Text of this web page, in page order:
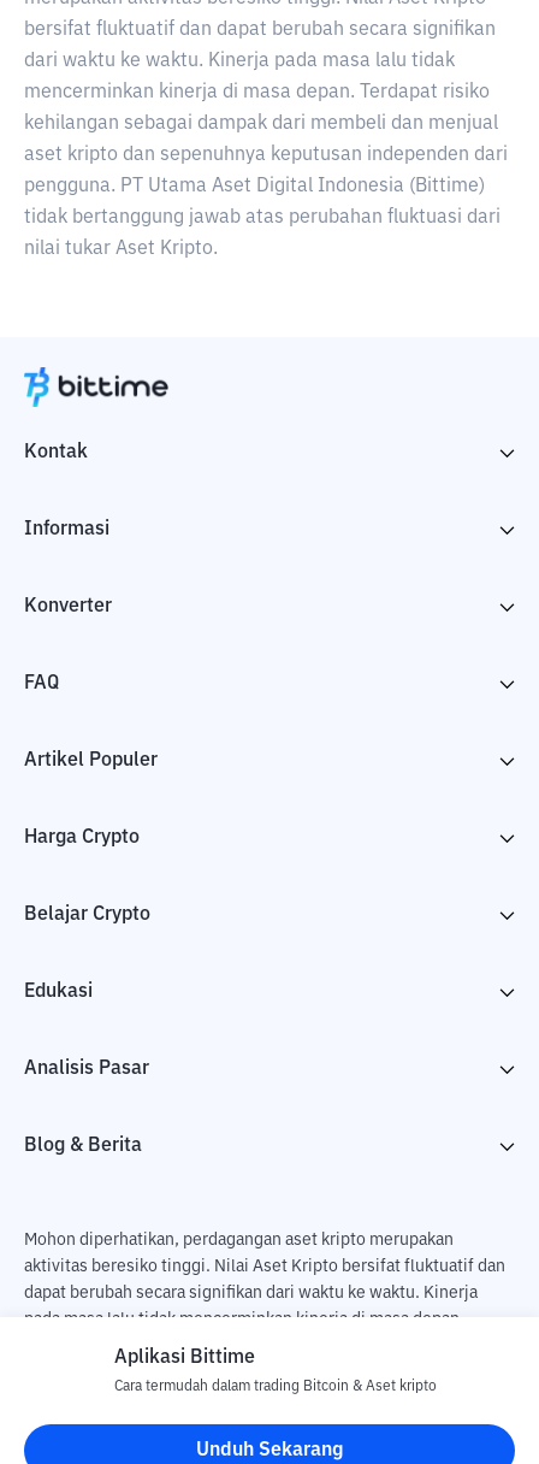
bersifat fluktuatif dan dapat berubah secara signifikan
dari waktu ke waktu. Kinerja pada masa lalu tidak
mencerminkan kinerja di masa depan. Terdapat risiko
kehilangan sebagai dampak dari membeli dan menjual
aset kripto dan sepenuhnya keputusan independen dari
pengguna. PT Utama Aset Digital Indonesia (Bittime)
tidak bertanggung jawab atas perubahan fluktuasi dari
nilai tukar Aset Kripto.
Kontak
Informasi
Konverter
FAQ
Artikel Populer
Harga Crypto
Belajar Crypto
Edukasi
Analisis Pasar
Blog & Berita
Mohon diperhatikan, perdagangan aset kripto merupakan
aktivitas beresiko tinggi. Nilai Aset Kripto bersifat fluktuatif dan
dapat berubah secara signifikan dari waktu ke waktu. Kinerja
pada masa lalu tidak mencerminkan kinerja di masa depan.
Terdapat risiko kehilangan sebagai dampak dari membeli dan
pengguna. PT Utama Aset Digital Indonesia (Bittime) tidak
bertanggung jawab atas perubahan fluktuasi dari nilai tukar Aset
Kripto.
Aplikasi Bittime
Cara termudah dalam trading Bitcoin & Aset kripto
Unduh Sekarang